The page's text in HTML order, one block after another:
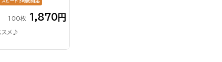
100枚 1,870円
スメ♪